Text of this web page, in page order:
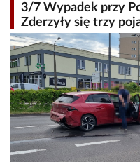
3/7 Wypadek przy
Zderzyły się trzy